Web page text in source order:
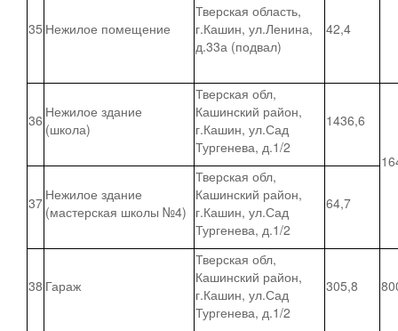
35 Нежилое помещение
Тверская область,
г.Кашин, ул.Ленина,
д.33а (подвал)
42,4
36 Нежилое здание
(школа)
Тверская обл,
Кашинский район,
г.Кашин, ул.Сад
Тургенева, д.1/2
1436,6
37 Нежилое здание
(мастерская школы №4)
Тверская обл,
Кашинский район,
г.Кашин, ул.Сад
Тургенева, д.1/2
64,7
38 Гараж
Тверская обл,
Кашинский район,
г.Кашин, ул.Сад
Тургенева, д.1/2
305,8